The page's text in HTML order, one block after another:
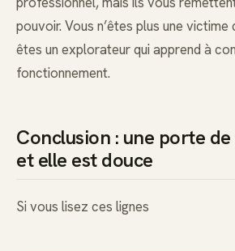
pouvoir. Vous n’êtes plus une
êtes un explorateur qui apprend à
fonctionnement.
Conclusion : une porte
et elle est douce
Si vous lisez ces lignes